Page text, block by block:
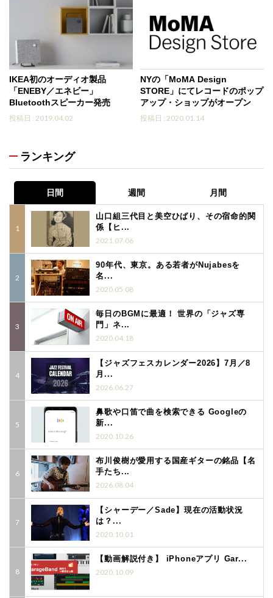
IKEA初のオーディオ製品
「ENEBY／エネビー」
Bluetoothスピーカー発売
投稿日 : 2019.04.02
NYの「MoMA Design
STORE」にてレコードのポップ
アップ・ショップがオープン
投稿日 : 2020.01.14
ランキング
日間 週間 月間
山口組三代目と美空ひばり、その宿命的関
係【ヒ...
2021.07.06
90年代、東京。ある若者がNujabesを
名...
2020.05.08
毎日のBGMに最適！ 世界の「ジャズ専
門」ネ...
2020.04.18
【ジャズフェスカレンダー2026】7月／8
月...
2026.06.27
鼻歌や口笛で曲を検索できる Googleの
新...
2020.10.26
布川俊樹が愛用する国産ギターの銘品【名
手たち...
2026.08.04
【シャーデー／Sade】現在の活動状況
は？...
2020.10.01
【動画解説付き】 iPhoneアプリ Gar...
2020.10.09